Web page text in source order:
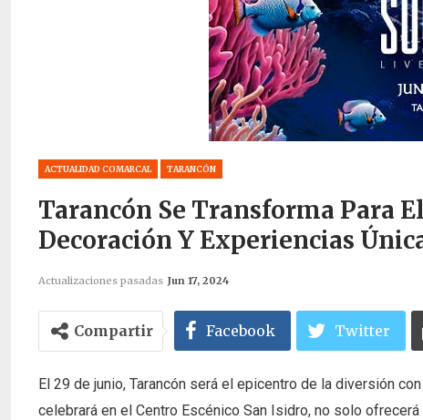
ACTUALIDAD COMARCAL TARANCÓN
Tarancón Se Transforma Para
Decoración Y Experiencias
Actualizaciones pasadas Jun 17, 2024
Compartir Facebook Twitter
El 29 de junio, Tarancón será el epicentro de la diversión
celebrará en el Centro Escénico San Isidro, no solo